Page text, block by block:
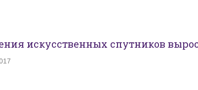
искусственных спутников